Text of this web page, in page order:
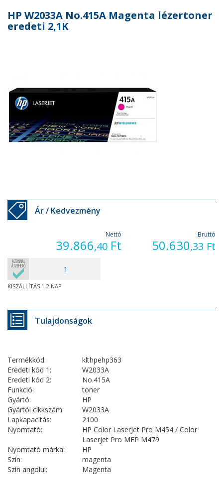
HP W2033A No.415A Magenta lézertoner
eredeti 2,1K
Ár / Kedvezmény
Nettó
39.866,40 Ft
Bruttó
50.630,33 Ft
AZONNAL
ÁTVEHETŐ
KISZÁLLÍTÁS 1-2 NAP
Tulajdonságok
Termékkód:
klthpehp363
Eredeti kód 1:
W2033A
Eredeti kód 2:
No.415A
Funkció:
toner
Gyártó:
HP
Gyártói cikkszám:
W2033A
Lapkapacitás:
2100
Nyomtató:
HP Color LaserJet Pro M454 / Color
LaserJet Pro MFP M479
Nyomtató márka:
HP
Szín:
magenta
Szín angolul:
Magenta